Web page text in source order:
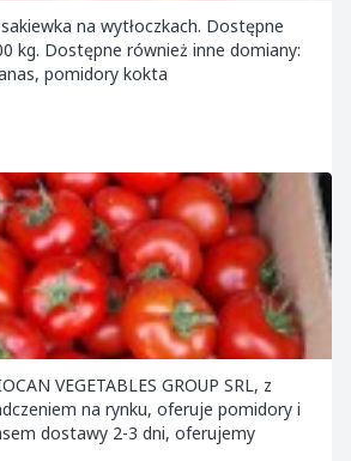
na wytłoczkach. Dostępne
kg. Dostępne również inne domiany:
pomidory kokta
VEGETABLES GROUP SRL, z
na rynku, oferuje pomidory i
dostawy 2-3 dni, oferujemy